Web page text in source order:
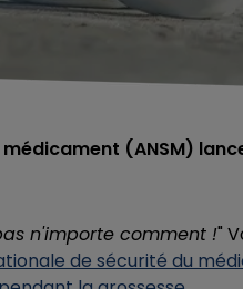
(ANSM)
n'importe comment !"
de sécurité du